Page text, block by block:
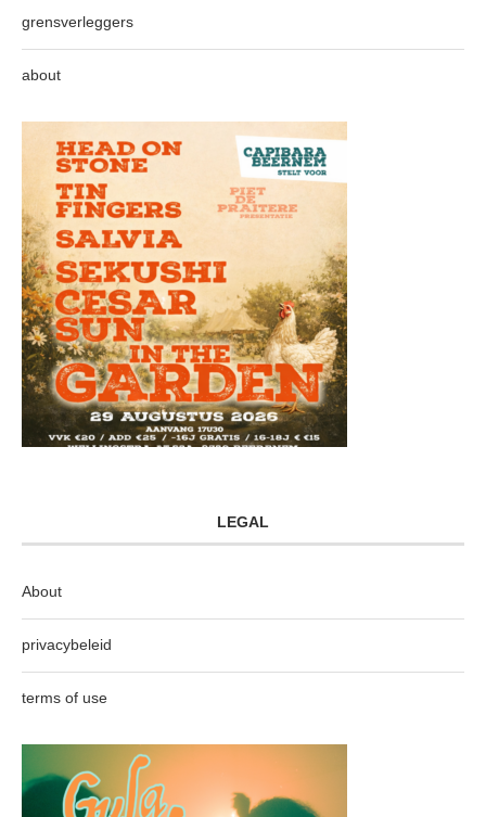
grensverleggers
about
LEGAL
About
privacybeleid
terms of use